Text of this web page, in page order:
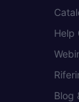
Help
Blog